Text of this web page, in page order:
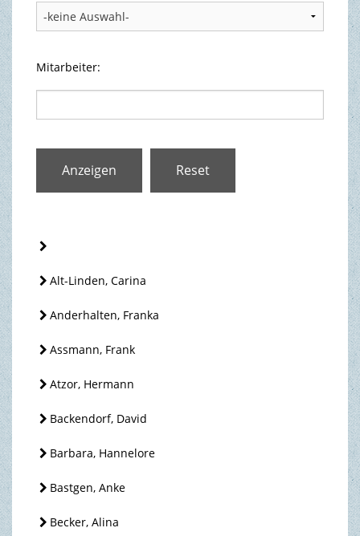
TOURISMUS & FREIZEIT
Mitarbeiter:
Alt-Linden, Carina
Anderhalten, Franka
Assmann, Frank
Atzor, Hermann
Backendorf, David
Barbara, Hannelore
Bastgen, Anke
Becker, Alina